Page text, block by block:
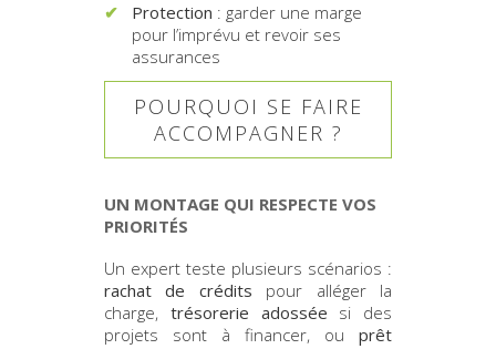
Protection : garder une marge
pour l’imprévu et revoir ses
assurances
POURQUOI SE FAIRE
ACCOMPAGNER ?
UN MONTAGE QUI RESPECTE VOS
PRIORITÉS
Un expert teste plusieurs scénarios :
rachat de crédits pour alléger la
charge, trésorerie adossée si des
projets sont à financer, ou prêt